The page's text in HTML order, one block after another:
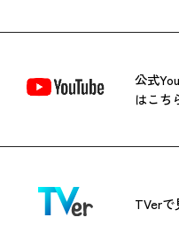
公式
はこち
TVerで